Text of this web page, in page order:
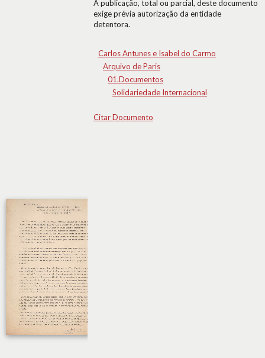
A publicação, total ou parcial, deste documento
exige prévia autorização da entidade
detentora.
Carlos Antunes e Isabel do Carmo
Arquivo de Paris
01.Documentos
Solidariedade Internacional
Citar Documento